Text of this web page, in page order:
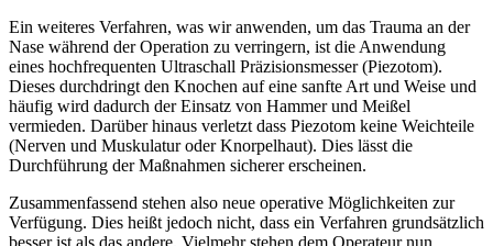
Ein weiteres Verfahren, was wir anwenden, um das Trauma an der
Nase während der Operation zu verringern, ist die Anwendung
eines hochfrequenten Ultraschall Präzisionsmesser (Piezotom).
Dieses durchdringt den Knochen auf eine sanfte Art und Weise und
häufig wird dadurch der Einsatz von Hammer und Meißel
vermieden. Darüber hinaus verletzt dass Piezotom keine Weichteile
(Nerven und Muskulatur oder Knorpelhaut). Dies lässt die
Durchführung der Maßnahmen sicherer erscheinen.
Zusammenfassend stehen also neue operative Möglichkeiten zur
Verfügung. Dies heißt jedoch nicht, dass ein Verfahren grundsätzlich
besser ist als das andere. Vielmehr stehen dem Operateur nun